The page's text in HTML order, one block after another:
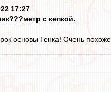
17:27
с кепкой.
основы Генка! Очень похоже